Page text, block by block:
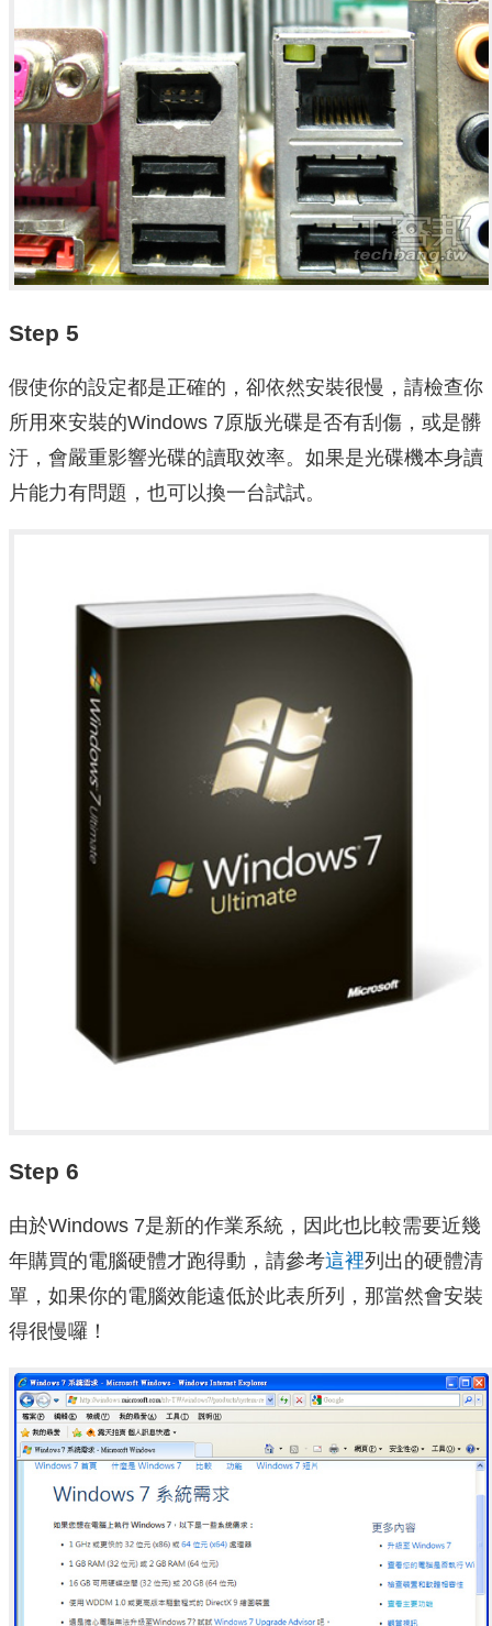
Step 5
假使你的設定都是正確的，卻依然安裝很慢，請檢查你
所用來安裝的Windows 7原版光碟是否有刮傷，或是髒
汙，會嚴重影響光碟的讀取效率。如果是光碟機本身讀
片能力有問題，也可以換一台試試。
Step 6
由於Windows 7是新的作業系統，因此也比較需要近幾
年購買的電腦硬體才跑得動，請參考這裡列出的硬體清
單，如果你的電腦效能遠低於此表所列，那當然會安裝
得很慢囉！